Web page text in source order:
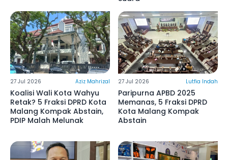
27 Jul 2026 Aziz Mahrizal
Koalisi Wali Kota Wahyu
Retak? 5 Fraksi DPRD Kota
Malang Kompak Abstain,
PDIP Malah Melunak
27 Jul 2026 Lutfia Indah
Paripurna APBD 2025
Memanas, 5 Fraksi DPRD
Kota Malang Kompak
Abstain